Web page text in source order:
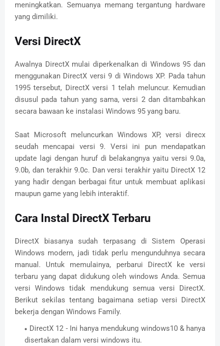
meningkatkan. Semuanya memang tergantung hardware
yang dimiliki.
Versi DirectX
Awalnya DirectX mulai diperkenalkan di Windows 95 dan
menggunakan DirectX versi 9 di Windows XP. Pada tahun
1995 tersebut, DirectX versi 1 telah meluncur. Kemudian
disusul pada tahun yang sama, versi 2 dan ditambahkan
secara bawaan ke instalasi Windows 95 yang baru.
Saat Microsoft meluncurkan Windows XP, versi direcx
seudah mencapai versi 9. Versi ini pun mendapatkan
update lagi dengan huruf di belakangnya yaitu versi 9.0a,
9.0b, dan terakhir 9.0c. Dan versi terakhir yaitu DirectX 12
yang hadir dengan berbagai fitur untuk membuat aplikasi
maupun game yang lebih interaktif.
Cara Instal DirectX Terbaru
DirectX biasanya sudah terpasang di Sistem Operasi
Windows modern, jadi tidak perlu mengunduhnya secara
manual. Untuk memulainya, perbarui DirectX ke versi
terbaru yang dapat didukung oleh windows Anda. Semua
versi Windows tidak mendukung semua versi DirectX.
Berikut sekilas tentang bagaimana setiap versi DirectX
bekerja dengan Windows Family.
DirectX 12 - Ini hanya mendukung windows10 & hanya
disertakan dalam versi windows itu.